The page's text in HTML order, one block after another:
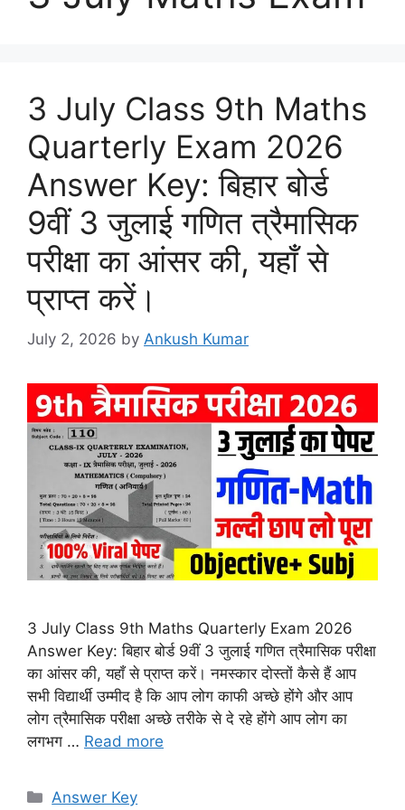
3 July Class 9th Maths
Quarterly Exam 2026
Answer Key: बिहार बोर्ड
9वीं 3 जुलाई गणित त्रैमासिक
परीक्षा का आंसर की, यहाँ से
प्राप्त करें।
July 2, 2026 by Ankush Kumar
3 July Class 9th Maths Quarterly Exam 2026
Answer Key: बिहार बोर्ड 9वीं 3 जुलाई गणित त्रैमासिक परीक्षा
का आंसर की, यहाँ से प्राप्त करें। नमस्कार दोस्तों कैसे हैं आप
सभी विद्यार्थी उम्मीद है कि आप लोग काफी अच्छे होंगे और आप
लोग त्रैमासिक परीक्षा अच्छे तरीके से दे रहे होंगे आप लोग का
लगभग … Read more
Categories
Answer Key